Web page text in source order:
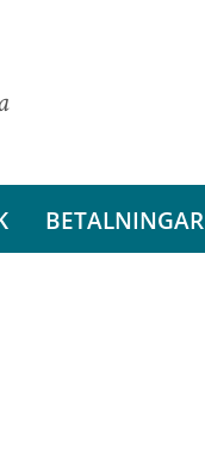
BETALNINGAR